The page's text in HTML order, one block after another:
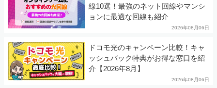
線10選！最強のネット回線やマンシ
ョンに最適な回線も紹介
2026年08月06日
ドコモ光のキャンペーン比較！キャ
ッシュバック特典がお得な窓口を紹
介【2026年8月】
2026年08月06日